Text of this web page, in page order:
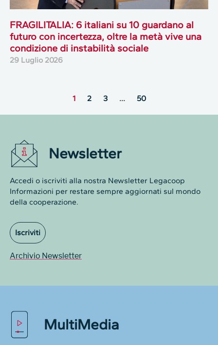
FRAGILITALIA: 6 italiani su 10 guardano al
futuro con incertezza, oltre la metà vive una
condizione di instabilità sociale
29 Luglio 2026
1 2 3 … 50
Newsletter
Accedi o iscriviti alla nostra Newsletter Legacoop
Informazioni per restare sempre aggiornati sul mondo
della cooperazione.
Iscriviti
Archivio Newsletter
MultiMedia